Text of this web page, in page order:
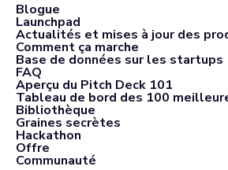
Blogue
Launchpad
Actualités et mises à jour des
Comment ça marche
Base de données sur les startups
FAQ
Aperçu du Pitch Deck 101
Tableau de bord des 100
Bibliothèque
Graines secrètes
Hackathon
Offre
Communauté